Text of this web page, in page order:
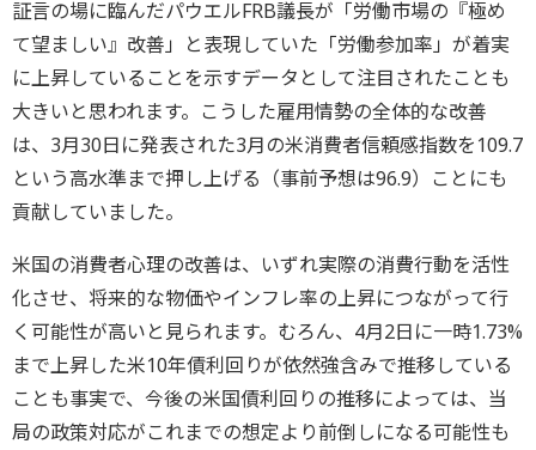
証言の場に臨んだパウエルFRB議長が「労働市場の『極め
て望ましい』改善」と表現していた「労働参加率」が着実
に上昇していることを示すデータとして注目されたことも
大きいと思われます。こうした雇用情勢の全体的な改善
は、3月30日に発表された3月の米消費者信頼感指数を109.7
という高水準まで押し上げる（事前予想は96.9）ことにも
貢献していました。
米国の消費者心理の改善は、いずれ実際の消費行動を活性
化させ、将来的な物価やインフレ率の上昇につながって行
く可能性が高いと見られます。むろん、4月2日に一時1.73%
まで上昇した米10年債利回りが依然強含みで推移している
ことも事実で、今後の米国債利回りの推移によっては、当
局の政策対応がこれまでの想定より前倒しになる可能性も